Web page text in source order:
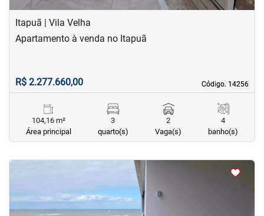
Itapuã | Vila Velha
Código. 14256
Código. 14256
Apartamento à venda no Itapuã
R$ 2.277.660,00
104,16 m²
Área principal
3
quarto(s)
2
Vaga(s)
4
banho(s)